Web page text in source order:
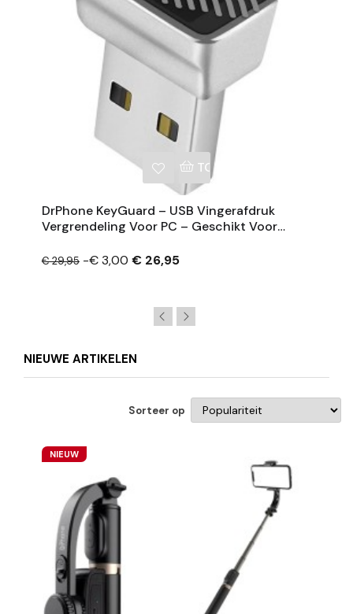
TOEVOEGEN AAN
DrPhone KeyGuard – USB Vingerafdruk
Vergrendeling Voor PC – Geschikt Voor
€ 29,95 -€ 3,00 € 26,95
NIEUWE ARTIKELEN
Sorteer op
NIEUW